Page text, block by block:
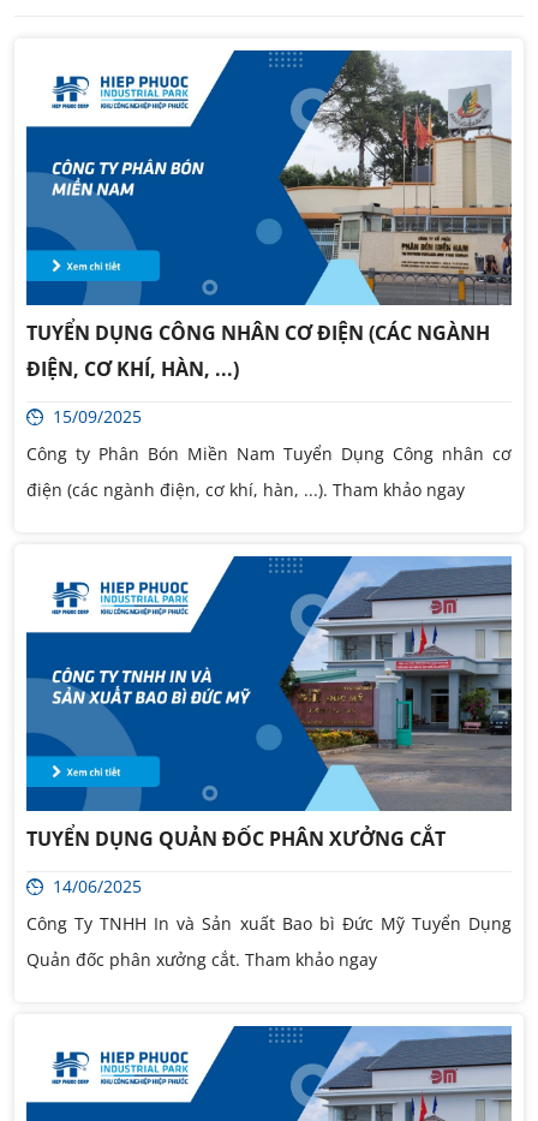
TUYỂN DỤNG CÔNG NHÂN CƠ ĐIỆN (CÁC NGÀNH
ĐIỆN, CƠ KHÍ, HÀN, ...)
15/09/2025
Công ty Phân Bón Miền Nam Tuyển Dụng Công nhân cơ
điện (các ngành điện, cơ khí, hàn, ...). Tham khảo ngay
TUYỂN DỤNG QUẢN ĐỐC PHÂN XƯỞNG CẮT
14/06/2025
Công Ty TNHH In và Sản xuất Bao bì Đức Mỹ Tuyển Dụng
Quản đốc phân xưởng cắt. Tham khảo ngay